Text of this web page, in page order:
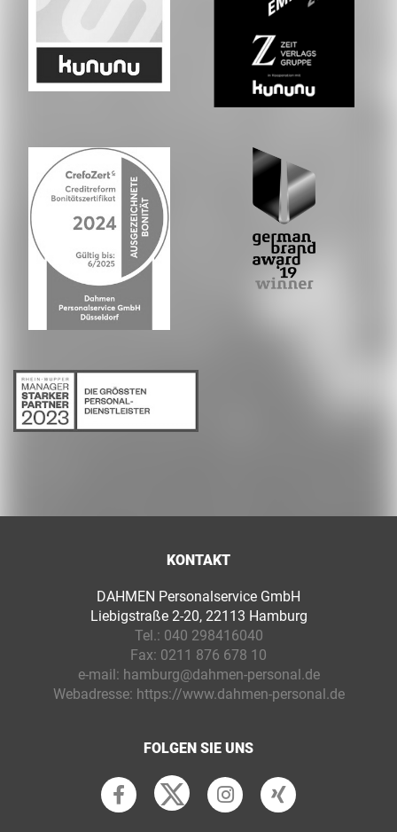
KONTAKT
DAHMEN Personalservice GmbH
Liebigstraße 2-20, 22113 Hamburg
Tel.: 040 298416040
Fax: 0211 876 678 10
e-mail: hamburg@dahmen-personal.de
Webadresse: https://www.dahmen-personal.de
FOLGEN SIE UNS